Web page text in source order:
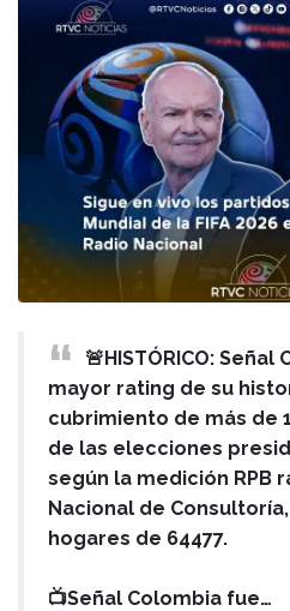
🚨HISTÓRICO:
mayor rating de su
cubrimiento de más de
de las elecciones
según la medición RPB
Nacional de
hogares de 64477.
📺Señal Colombia fue…